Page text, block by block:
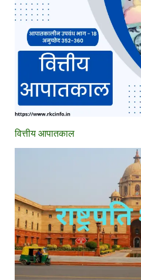
वित्तीय आपातकाल